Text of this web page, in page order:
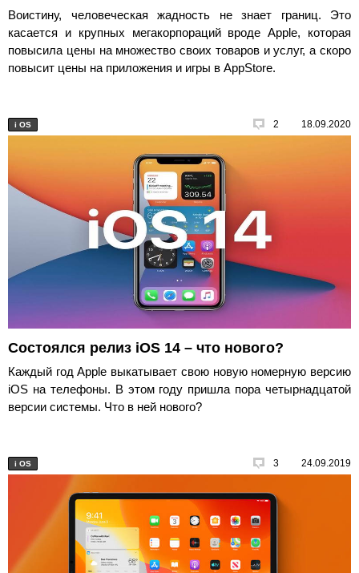
Воистину, человеческая жадность не знает границ. Это
касается и крупных мегакорпораций вроде Apple, которая
повысила цены на множество своих товаров и услуг, а скоро
повысит цены на приложения и игры в AppStore.
i OS 2 18.09.2020
Состоялся релиз iOS 14 – что нового?
Каждый год Apple выкатывает свою новую номерную версию
iOS на телефоны. В этом году пришла пора четырнадцатой
версии системы. Что в ней нового?
i OS 3 24.09.2019